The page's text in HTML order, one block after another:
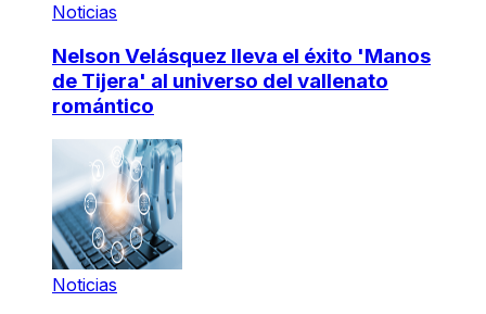
Noticias
Nelson Velásquez lleva el éxito 'Manos
de Tijera' al universo del vallenato
romántico
Noticias